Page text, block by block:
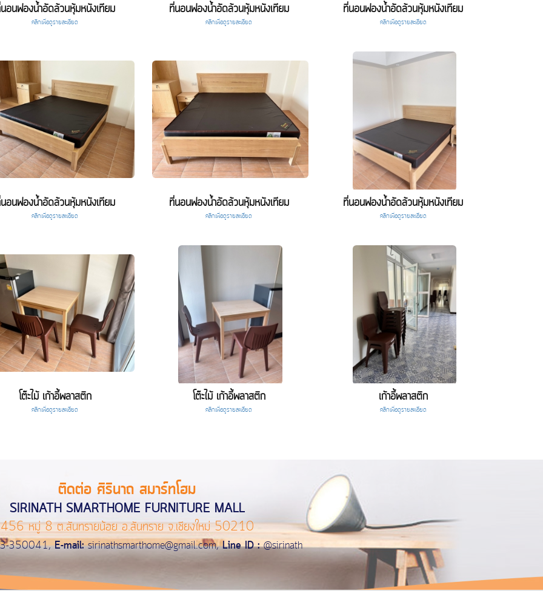
อนฟองน้ำอัดล้วนหุ้มหนังเทียม
คลิกเพื่อดูรายละเอียด
ที่นอนฟองน้ำอัดล้วนหุ้มหนังเทียม
คลิกเพื่อดูรายละเอียด
ที่นอนฟองน้ำอัดล้วนหุ้มหนังเทียม
คลิกเพื่อดูรายละเอียด
อนฟองน้ำอัดล้วนหุ้มหนังเทียม
คลิกเพื่อดูรายละเอียด
ที่นอนฟองน้ำอัดล้วนหุ้มหนังเทียม
คลิกเพื่อดูรายละเอียด
ที่นอนฟองน้ำอัดล้วนหุ้มหนังเทียม
คลิกเพื่อดูรายละเอียด
โต๊ะไม้ เก้าอี้พลาสติก
คลิกเพื่อดูรายละเอียด
โต๊ะไม้ เก้าอี้พลาสติก
คลิกเพื่อดูรายละเอียด
เก้าอี้พลาสติก
คลิกเพื่อดูรายละเอียด
ติดต่อ ศิรินาถ สมาร์ทโฮม
SIRINATH SMARTHOME FURNITURE MALL
456 หมู่ 8 ต.สันทรายน้อย อ.สันทราย จ.เชียงใหม่ 50210
350041,E-mail: sirinathsmarthome@gmail.com,Line ID :@sirinath